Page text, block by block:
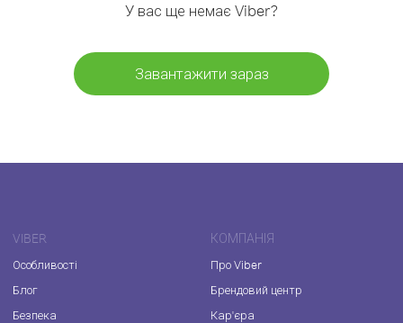
У вас ще немає Viber?
Завантажити зараз
VIBER
Особливості
Блог
Безпека
КОМПАНІЯ
Про Viber
Брендовий центр
Кар'єра